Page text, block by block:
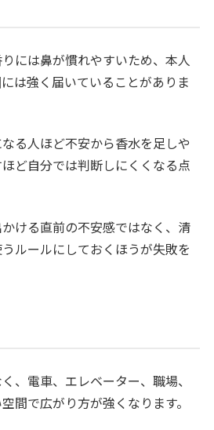
には鼻が慣れやすいため、本人
は強く届いていることがありま
る人ほど不安から香水を足しや
ど自分では判断しにくくなる点
ける直前の不安感ではなく、清
ルールにしておくほうが失敗を
、電車、エレベーター、職場、
間で広がり方が強くなります。